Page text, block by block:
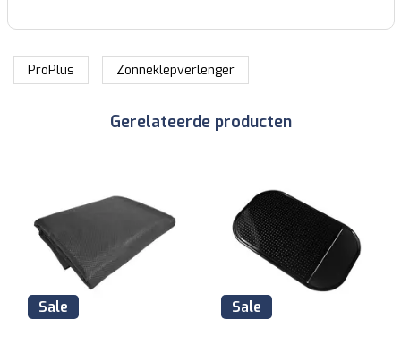
ProPlus Zonneklepverlenger
Gerelateerde producten
Sale Sale